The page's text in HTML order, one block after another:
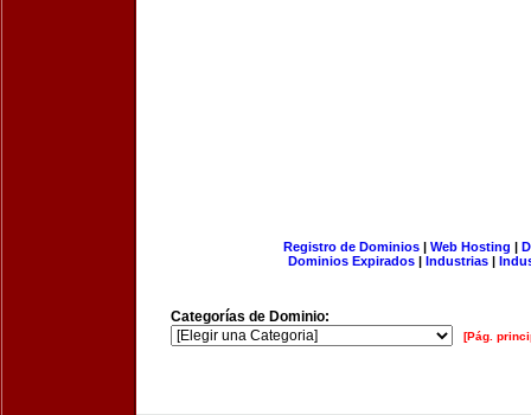
Registro de Dominios| Web Hosting |
Dominios Expirados | Industrias |
Categorías de Dominio:
[Pág.